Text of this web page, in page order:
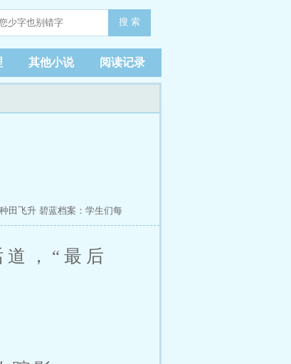
搜 索
其他小说 阅读记录
田飞升 碧蓝档案：学生们每
，“最后